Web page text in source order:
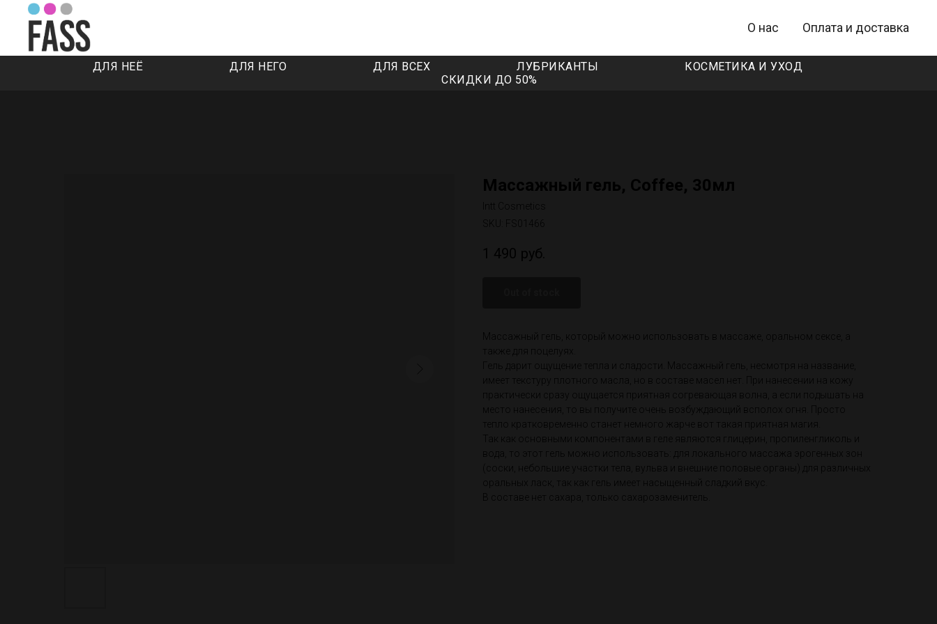
О нас Оплата и доставка
ДЛЯ НЕЁ ДЛЯ НЕГО ДЛЯ ВСЕХ ЛУБРИКАНТЫ
КОСМЕТИКА И УХОД
СКИДКИ ДО 50%
Массажный гель, Coffee, 30мл
Intt Cosmetics
SKU:
FS01466
1 490 руб.
Массажный гель, который можно использовать в массаже, оральном сексе, а
также для поцелуях.
Гель дарит ощущение тепла и сладости. Массажный гель, несмотря на название,
имеет текстуру плотного масла, но в составе масел нет. При нанесении на кожу
практически сразу ощущается приятная согревающая волна, а если подышать на
место нанесения, то вы получите очень возбуждающий всполох огня. Просто
тепло кратковременно станет немного жарче вот такая приятная магия.
Так как основными компонентами в геле являются глицерин, пропиленгликоль и
вода, то этот гель можно использовать: для локального массажа эрогенных зон
(соски, небольшие участки тела, вульва и внешние половые органы) для различных
оральных ласк, так как гель имеет насыщенный сладкий вкус.
В составе нет сахара, только сахарозаменитель.